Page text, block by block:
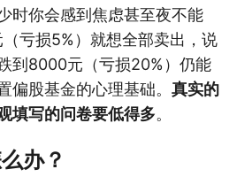
时你会感到焦虑甚至夜不能
亏损5%）就想全部卖出，说
到8000元（亏损20%）仍能
偏股基金的心理基础。 真实的
填写的问卷要低得多。
办？